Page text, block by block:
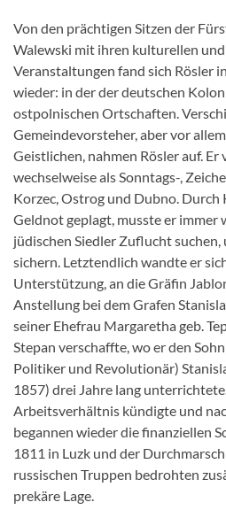
Von den prächtigen Sitzen der
Walewski mit ihren kulturellen
Veranstaltungen fand sich Rösler
wieder: in der der deutschen
ostpolnischen Ortschaften.
Gemeindevorsteher, aber vor
Geistlichen, nahmen Rösler auf. Er
wechselweise als Sonntags-,
Korzec, Ostrog und Dubno.
Geldnot geplagt, musste er immer
jüdischen Siedler Zuflucht suchen,
sichern. Letztendlich wandte er
Unterstützung, an die Gräfin
Anstellung bei dem Grafen
seiner Ehefrau Margaretha geb.
Stepan verschaffte, wo er den
Politiker und Revolutionär)
1857) drei Jahre lang
Arbeitsverhältnis kündigte und
begannen wieder die finanziellen
1811 in Luzk und der
russischen Truppen bedrohten
prekäre Lage.